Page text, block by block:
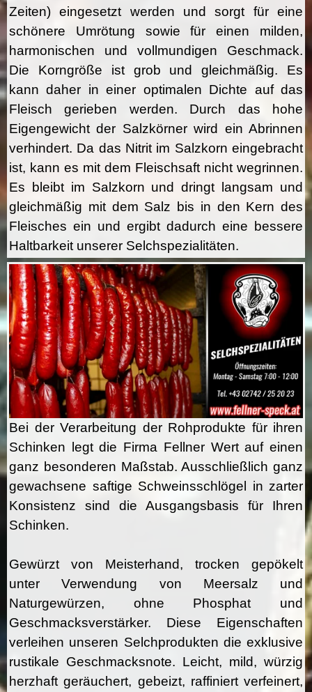
Zeiten) eingesetzt werden und sorgt für eine
schönere Umrötung sowie für einen milden,
harmonischen und vollmundigen Geschmack.
Die Korngröße ist grob und gleichmäßig. Es
kann daher in einer optimalen Dichte auf das
Fleisch gerieben werden. Durch das hohe
Eigengewicht der Salzkörner wird ein Abrinnen
verhindert. Da das Nitrit im Salzkorn eingebracht
ist, kann es mit dem Fleischsaft nicht wegrinnen.
Es bleibt im Salzkorn und dringt langsam und
gleichmäßig mit dem Salz bis in den Kern des
Fleisches ein und ergibt dadurch eine bessere
Haltbarkeit unserer Selchspezialitäten.
Bei der Verarbeitung der Rohprodukte für ihren
Schinken legt die Firma Fellner Wert auf einen
ganz besonderen Maßstab. Ausschließlich ganz
gewachsene saftige Schweinsschlögel in zarter
Konsistenz sind die Ausgangsbasis für Ihren
Schinken.
Gewürzt von Meisterhand, trocken gepökelt
unter Verwendung von Meersalz und
Naturgewürzen, ohne Phosphat und
Geschmacksverstärker. Diese Eigenschaften
verleihen unseren Selchprodukten die exklusive
rustikale Geschmacksnote. Leicht, mild, würzig
herzhaft geräuchert, gebeizt, raffiniert verfeinert,